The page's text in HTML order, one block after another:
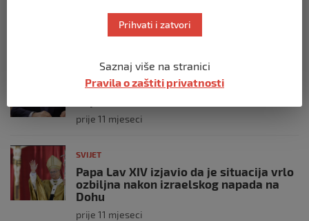
policijske snage na terenu
prije 10 mjeseci
SVIJET
Putin: Spremni smo vojno uzvratiti
prije 11 mjeseci
SVIJET
Papa Lav XIV izjavio da je situacija vrlo
ozbiljna nakon izraelskog napada na
Dohu
prije 11 mjeseci
Prihvati i zatvori
Saznaj više na stranici
Pravila o zaštiti privatnosti